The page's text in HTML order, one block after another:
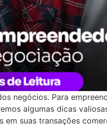
negócios. Para
algumas dicas
suas transações